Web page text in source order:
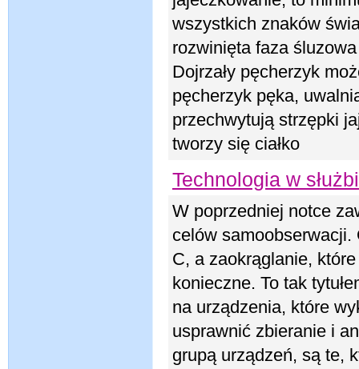
wszystkich znaków
rozwinięta faza
Dojrzały pęcherzyk
pęcherzyk pęka,
przechwytują strzępki
tworzy się ciałko
Technologia w
W poprzedniej notce
celów samoobserwacji.
C, a zaokrąglanie,
konieczne. To tak
na urządzenia, które
usprawnić zbieranie i
grupą urządzeń, są te,